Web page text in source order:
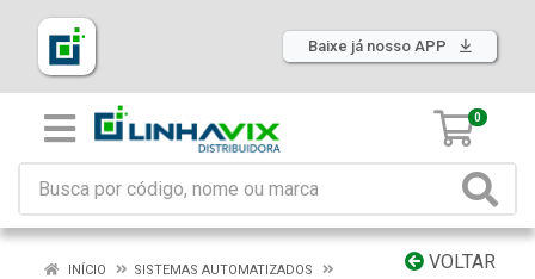
Baixe já nosso APP
0
VOLTAR
INÍCIO
SISTEMAS AUTOMATIZADOS